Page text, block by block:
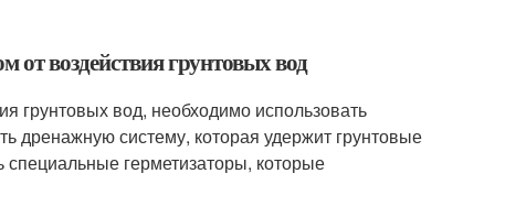
от воздействия грунтовых вод
грунтовых вод, необходимо использовать
систему, которая удержит грунтовые
герметизаторы, которые